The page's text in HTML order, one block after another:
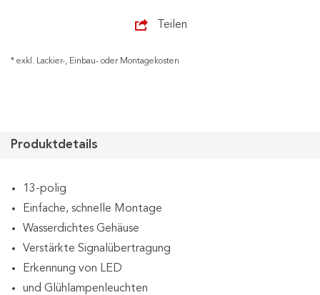
Teilen
* exkl. Lackier-, Einbau- oder Montagekosten
Produktdetails
13-polig
Einfache, schnelle Montage
Wasserdichtes Gehäuse
Verstärkte Signalübertragung
Erkennung von LED
und Glühlampenleuchten